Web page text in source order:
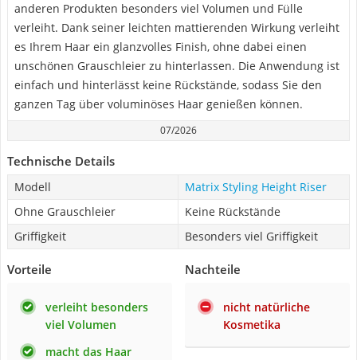
anderen Produkten besonders viel Volumen und Fülle
verleiht. Dank seiner leichten mattierenden Wirkung verleiht
es Ihrem Haar ein glanzvolles Finish, ohne dabei einen
unschönen Grauschleier zu hinterlassen. Die Anwendung ist
einfach und hinterlässt keine Rückstände, sodass Sie den
ganzen Tag über voluminöses Haar genießen können.
07/2026
Technische Details
Modell
Matrix Styling Height Riser
Ohne Grauschleier
Keine Rückstände
Griffigkeit
Besonders viel Griffigkeit
Vorteile
verleiht besonders
viel Volumen
macht das Haar
Nachteile
nicht natürliche
Kosmetika